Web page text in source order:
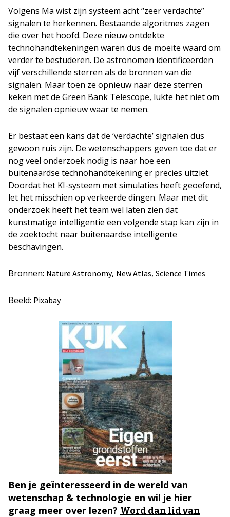
Volgens Ma wist zijn systeem acht “zeer verdachte”
signalen te herkennen. Bestaande algoritmes zagen
die over het hoofd. Deze nieuw ontdekte
technohandtekeningen waren dus de moeite waard om
verder te bestuderen. De astronomen identificeerden
vijf verschillende sterren als de bronnen van die
signalen. Maar toen ze opnieuw naar deze sterren
keken met de Green Bank Telescope, lukte het niet om
de signalen opnieuw waar te nemen.
Er bestaat een kans dat de ‘verdachte’ signalen dus
gewoon ruis zijn. De wetenschappers geven toe dat er
nog veel onderzoek nodig is naar hoe een
buitenaardse technohandtekening er precies uitziet.
Doordat het KI-systeem met simulaties heeft geoefend,
let het misschien op verkeerde dingen. Maar met dit
onderzoek heeft het team wel laten zien dat
kunstmatige intelligentie een volgende stap kan zijn in
de zoektocht naar buitenaardse intelligente
beschavingen.
Bronnen: Nature Astronomy, New Atlas, Science Times
Beeld: Pixabay
Ben je geïnteresseerd in de wereld van
wetenschap & technologie en wil je hier
graag meer over lezen? Word dan lid van